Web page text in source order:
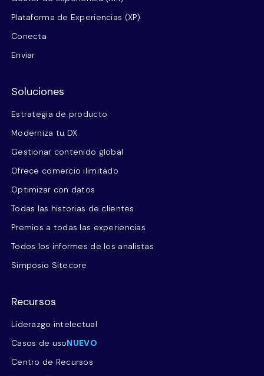
Plataforma de Experiencias (XP)
Conecta
Enviar
Soluciones
Estrategia de producto
Moderniza tu DX
Gestionar contenido global
Ofrece comercio ilimitado
Optimizar con datos
Todas las historias de clientes
Premios a todas las experiencias
Todos los informes de los analistas
Simposio Sitecore
Recursos
Liderazgo intelectual
Casos de usoNUEVO
Centro de Recursos